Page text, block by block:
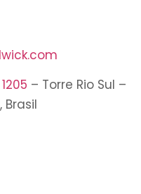
1205 – Torre Rio Sul –
Brasil